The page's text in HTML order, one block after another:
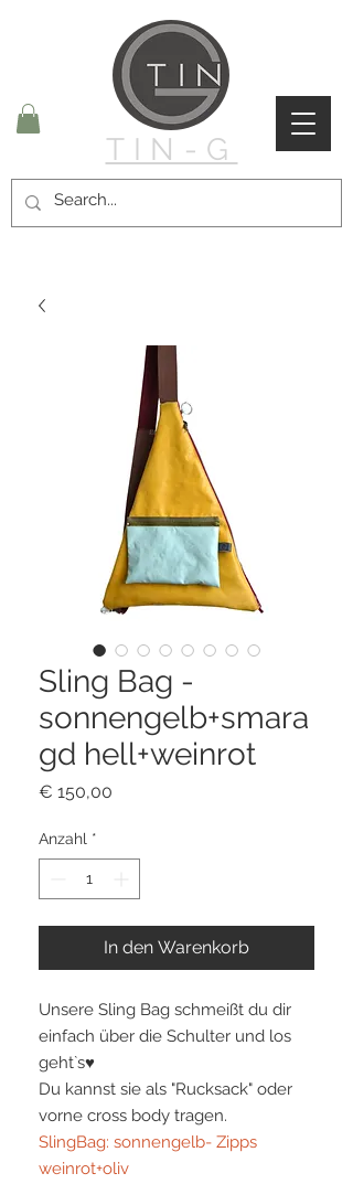
TIN-G
Sling Bag -
sonnengelb+smara
gd hell+weinrot
€ 150,00
Anzahl *
In den Warenkorb
Unsere Sling Bag schmeißt du dir
einfach über die Schulter und los
geht`s♥
Du kannst sie als "Rucksack" oder
vorne cross body tragen.
SlingBag: sonnengelb- Zipps
weinrot+oliv